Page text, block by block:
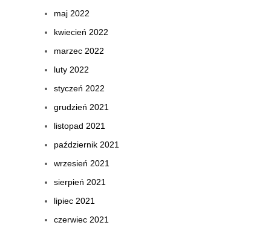
maj 2022
kwiecień 2022
marzec 2022
luty 2022
styczeń 2022
grudzień 2021
listopad 2021
październik 2021
wrzesień 2021
sierpień 2021
lipiec 2021
czerwiec 2021